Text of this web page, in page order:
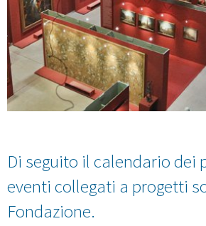
Di seguito il calendario dei
eventi collegati a progetti
Fondazione.